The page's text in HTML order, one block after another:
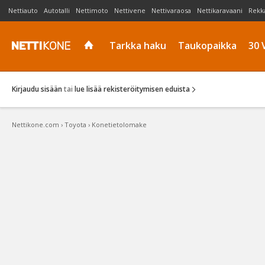
Nettiauto Autotalli Nettimoto Nettivene Nettivaraosa Nettikaravaani
Tarkka haku Taukopaikka 30
Kirjaudu sisään tai lue lisää rekisteröitymisen eduista
Nettikone.com › Toyota › Konetietolomake